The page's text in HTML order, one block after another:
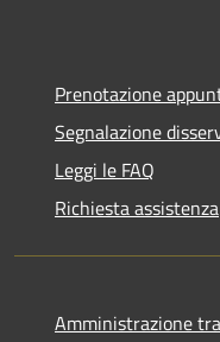
Prenotazione
Segnalazione
Leggi le FAQ
Richiesta assistenza
Amministrazione